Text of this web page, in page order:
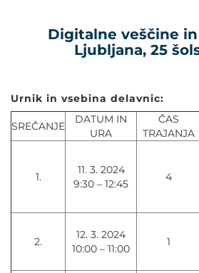
Digitalne veščine
Ljubljana, 25
Urnik in vsebina delavnic:
SREČANJE
DATUM IN
URA
ČAS
TRAJANJA
1.
11. 3. 2024
9:30 – 12:45
4
2.
12. 3. 2024
10:00 – 11:00
1